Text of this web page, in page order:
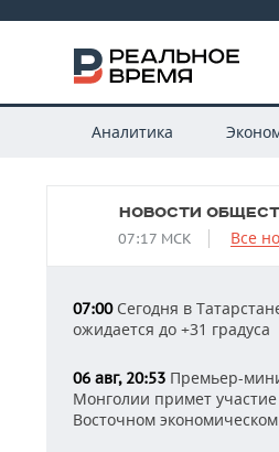
Аналитика
НОВОСТИ
07:17 МСК Все
07:00Сегодня в
ожидается до +31 градуса
06 авг, 20:53 Премьер-
Монголии примет
Восточном